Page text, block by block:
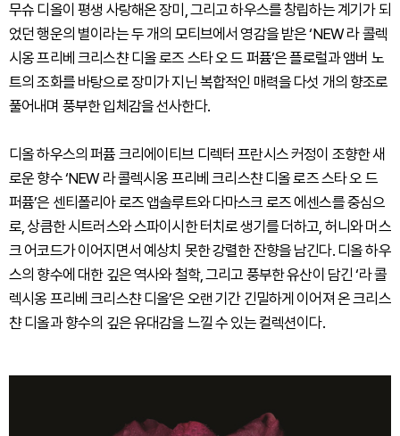
무슈 디올이 평생 사랑해온 장미, 그리고 하우스를 창립하는 계기가 되
었던 행운의 별이라는 두 개의 모티브에서 영감을 받은 ‘NEW 라 콜렉
시옹 프리베 크리스챤 디올 로즈 스타 오 드 퍼퓸’은 플로럴과 앰버 노
트의 조화를 바탕으로 장미가 지닌 복합적인 매력을 다섯 개의 향조로
풀어내며 풍부한 입체감을 선사한다.
디올 하우스의 퍼퓸 크리에이티브 디렉터 프란시스 커정이 조향한 새
로운 향수 ‘NEW 라 콜렉시옹 프리베 크리스챤 디올 로즈 스타 오 드
퍼퓸’은 센티폴리아 로즈 앱솔루트와 다마스크 로즈 에센스를 중심으
로, 상큼한 시트러스와 스파이시한 터치로 생기를 더하고, 허니와 머스
크 어코드가 이어지면서 예상치 못한 강렬한 잔향을 남긴다. 디올 하우
스의 향수에 대한 깊은 역사와 철학, 그리고 풍부한 유산이 담긴 ‘라 콜
렉시옹 프리베 크리스챤 디올’은 오랜 기간 긴밀하게 이어져 온 크리스
챤 디올과 향수의 깊은 유대감을 느낄 수 있는 컬렉션이다.